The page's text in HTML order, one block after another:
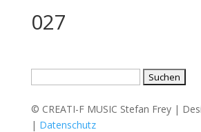
027
© CREATI-F MUSIC Stefan Frey |
| Datenschutz